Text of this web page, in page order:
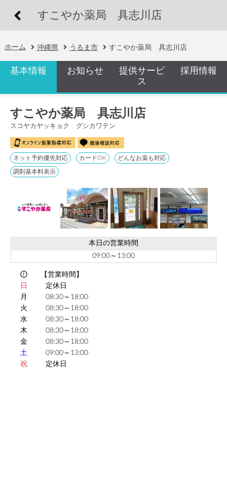
すこやか薬局 具志川店
ホーム 沖縄県 うるま市 すこやか薬局 具志川店
基本情報 お知らせ
提供サービ
ス
採用情報
すこやか薬局 具志川店
スコヤカヤッキョク グシカワテン
ネット予約優先対応 カードOK どんなお薬も対応
調剤基本料表示
本日の営業時間
09:00～13:00
【営業時間】
日
定休日
月
08:30～18:00
火
08:30～18:00
水
08:30～18:00
木
08:30～18:00
金
08:30～18:00
土
09:00～13:00
祝
定休日